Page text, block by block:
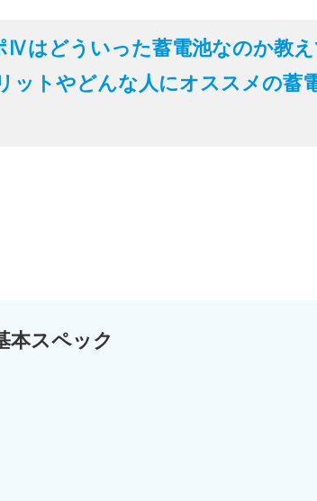
Ⅳはどういった蓄電池なのか教え
ットやどんな人にオススメの蓄
本スペック